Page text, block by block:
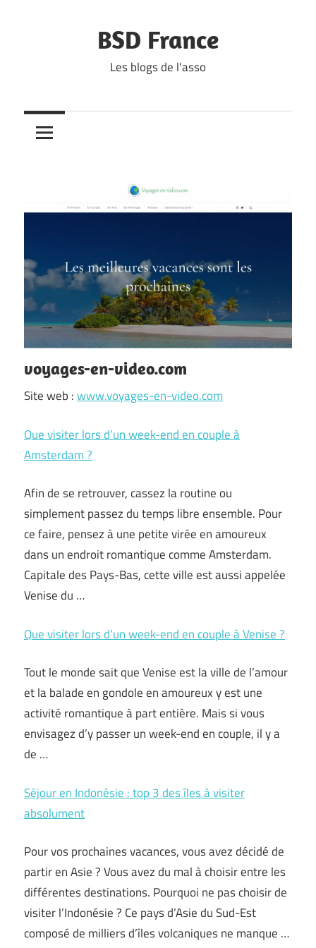
BSD France
Les blogs de l'asso
voyages-en-video.com
Site web :www.voyages-en-video.com
Que visiter lors d’un week-end en couple à
Amsterdam ?
Afin de se retrouver, cassez la routine ou
simplement passez du temps libre ensemble. Pour
ce faire, pensez à une petite virée en amoureux
dans un endroit romantique comme Amsterdam.
Capitale des Pays-Bas, cette ville est aussi appelée
Venise du …
Que visiter lors d’un week-end en couple à Venise ?
Tout le monde sait que Venise est la ville de l’amour
et la balade en gondole en amoureux y est une
activité romantique à part entière. Mais si vous
envisagez d’y passer un week-end en couple, il y a
de …
Séjour en Indonésie : top 3 des îles à visiter
absolument
Pour vos prochaines vacances, vous avez décidé de
partir en Asie ? Vous avez du mal à choisir entre les
différentes destinations. Pourquoi ne pas choisir de
visiter l’Indonésie ? Ce pays d’Asie du Sud-Est
composé de milliers d’îles volcaniques ne manque …